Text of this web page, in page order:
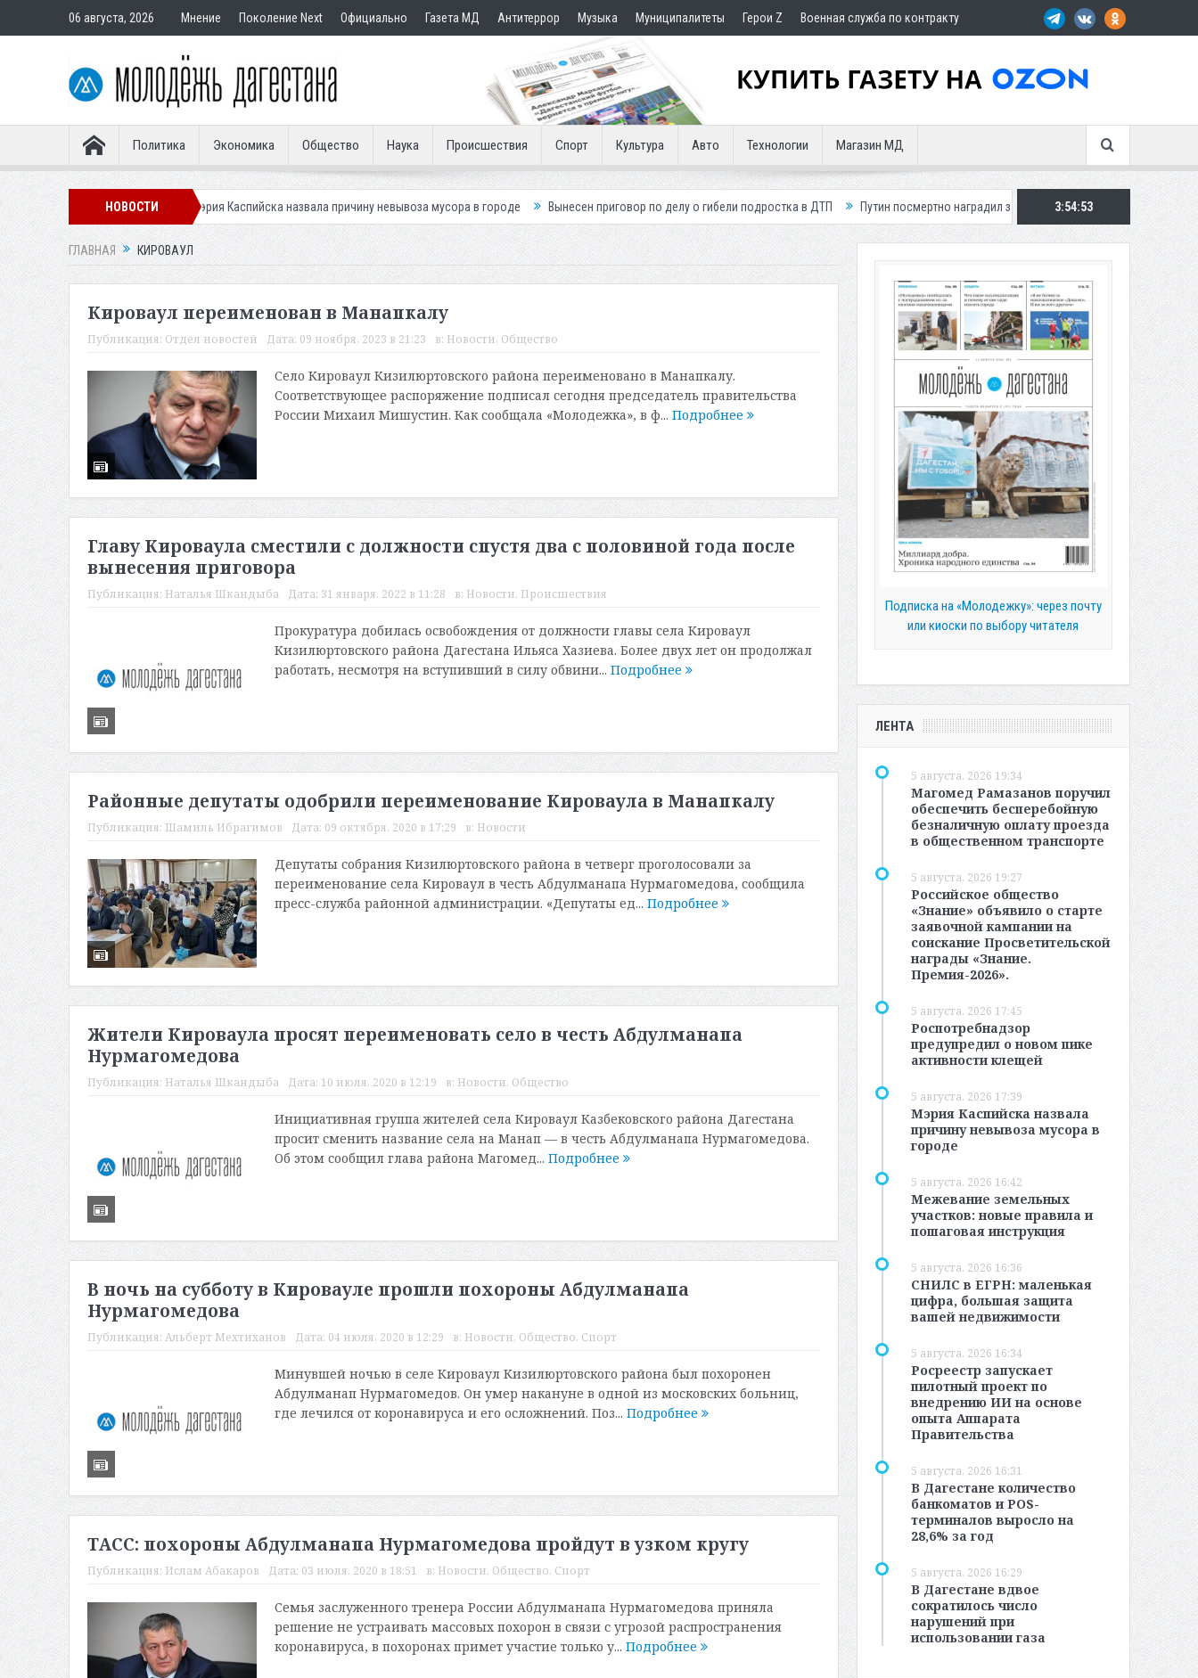
06 августа, 2026 Мнение Поколение Next Официально Газета МД Антитеррор Музыка Муниципалитеты Герои Z Военная служба по контракту
Политика Экономика Общество Наука Происшествия Спорт Культура Авто Технологии Магазин МД
НОВОСТИ
клещей Мэрия Каспийска назвала причину невывоза мусора в городе Вынесен приговор по делу о гибели подростка в ДТП Путин посмертно наградил замглавы Шамильского района Три
3:54:55
ГЛАВНАЯ КИРОВАУЛ
Кироваул переименован в Манапкалу
Публикация: Отдел новостей Дата: 09 ноября, 2023 в 21:23 в: Новости, Общество
Село Кироваул Кизилюртовского района переименовано в Манапкалу.
Соответствующее распоряжение подписал сегодня председатель правительства
России Михаил Мишустин. Как сообщала «Молодежка», в ф... Подробнее
Главу Кироваула сместили с должности спустя два с половиной года после
вынесения приговора
Публикация: Наталья Шкандыба Дата: 31 января, 2022 в 11:28 в: Новости, Происшествия
Прокуратура добилась освобождения от должности главы села Кироваул
Кизилюртовского района Дагестана Ильяса Хазиева. Более двух лет он продолжал
работать, несмотря на вступивший в силу обвини... Подробнее
Районные депутаты одобрили переименование Кироваула в Манапкалу
Публикация: Шамиль Ибрагимов Дата: 09 октября, 2020 в 17:29 в: Новости
Депутаты собрания Кизилюртовского района в четверг проголосовали за
переименование села Кироваул в честь Абдулманапа Нурмагомедова, сообщила
пресс-служба районной администрации. «Депутаты ед... Подробнее
Жители Кироваула просят переименовать село в честь Абдулманапа
Нурмагомедова
Публикация: Наталья Шкандыба Дата: 10 июля, 2020 в 12:19 в: Новости, Общество
Инициативная группа жителей села Кироваул Казбековского района Дагестана
просит сменить название села на Манап — в честь Абдулманапа Нурмагомедова.
Об этом сообщил глава района Магомед... Подробнее
В ночь на субботу в Кировауле прошли похороны Абдулманапа
Нурмагомедова
Публикация: Альберт Мехтиханов Дата: 04 июля, 2020 в 12:29 в: Новости, Общество, Спорт
Минувшей ночью в селе Кироваул Кизилюртовского района был похоронен
Абдулманап Нурмагомедов. Он умер накануне в одной из московских больниц,
где лечился от коронавируса и его осложнений. Поз... Подробнее
ТАСС: похороны Абдулманапа Нурмагомедова пройдут в узком кругу
Публикация: Ислам Абакаров Дата: 03 июля, 2020 в 18:51 в: Новости, Общество, Спорт
Семья заслуженного тренера России Абдулманапа Нурмагомедова приняла
решение не устраивать массовых похорон в связи с угрозой распространения
коронавируса, в похоронах примет участие только у... Подробнее
Подписка на «Молодежку»: через почту
или киоски по выбору читателя
ЛЕНТА
5 августа, 2026 19:34
Магомед Рамазанов поручил
обеспечить бесперебойную
безналичную оплату проезда
в общественном транспорте
5 августа, 2026 19:27
Российское общество
«Знание» объявило о старте
заявочной кампании на
соискание Просветительской
награды «Знание.
Премия-2026».
5 августа, 2026 17:45
Роспотребнадзор
предупредил о новом пике
активности клещей
5 августа, 2026 17:39
Мэрия Каспийска назвала
причину невывоза мусора в
городе
5 августа, 2026 16:42
Межевание земельных
участков: новые правила и
пошаговая инструкция
5 августа, 2026 16:36
СНИЛС в ЕГРН: маленькая
цифра, большая защита
вашей недвижимости
5 августа, 2026 16:34
Росреестр запускает
пилотный проект по
внедрению ИИ на основе
опыта Аппарата
Правительства
5 августа, 2026 16:31
В Дагестане количество
банкоматов и POS-
терминалов выросло на
28,6% за год
5 августа, 2026 16:29
В Дагестане вдвое
сократилось число
нарушений при
использовании газа